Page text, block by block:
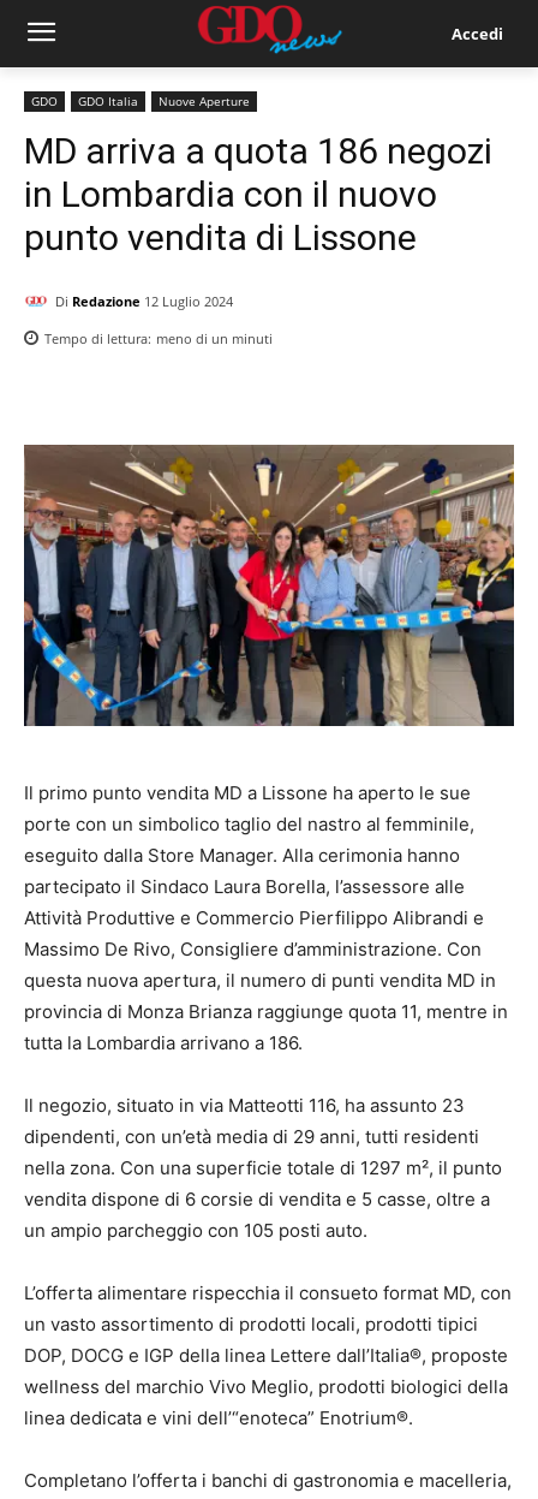
Accedi
GDO GDO Italia Nuove Aperture
MD arriva a quota 186 negozi
in Lombardia con il nuovo
punto vendita di Lissone
Di Redazione 12 Luglio 2024
Tempo di lettura: meno di un minuti
Il primo punto vendita MD a Lissone ha aperto le sue
porte con un simbolico taglio del nastro al femminile,
eseguito dalla Store Manager. Alla cerimonia hanno
partecipato il Sindaco Laura Borella, l’assessore alle
Attività Produttive e Commercio Pierfilippo Alibrandi e
Massimo De Rivo, Consigliere d’amministrazione. Con
questa nuova apertura, il numero di punti vendita MD in
provincia di Monza Brianza raggiunge quota 11, mentre in
tutta la Lombardia arrivano a 186.
Il negozio, situato in via Matteotti 116, ha assunto 23
dipendenti, con un’età media di 29 anni, tutti residenti
nella zona. Con una superficie totale di 1297 m², il punto
vendita dispone di 6 corsie di vendita e 5 casse, oltre a
un ampio parcheggio con 105 posti auto.
L’offerta alimentare rispecchia il consueto format MD, con
un vasto assortimento di prodotti locali, prodotti tipici
DOP, DOCG e IGP della linea Lettere dall’Italia®, proposte
wellness del marchio Vivo Meglio, prodotti biologici della
linea dedicata e vini dell’“enoteca” Enotrium®.
Completano l’offerta i banchi di gastronomia e macelleria,